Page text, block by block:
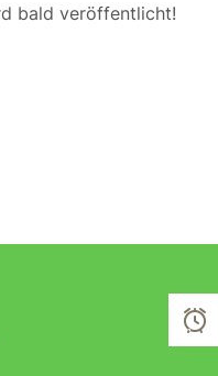
bald veröffentlicht!